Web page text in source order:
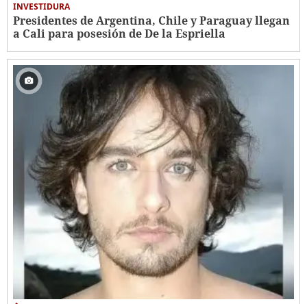
INVESTIDURA
Presidentes de Argentina, Chile y Paraguay llegan
a Cali para posesión de De la Espriella